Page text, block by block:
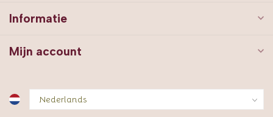
Informatie
Mijn account